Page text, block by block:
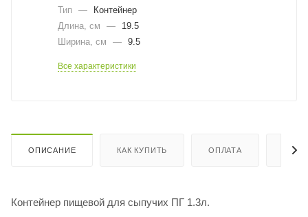
Тип
—
Контейнер
Длина, cм
—
19.5
Ширина, cм
— 9.5
Все характеристики
ОПИСАНИЕ КАК КУПИТЬ ОПЛАТА
Контейнер пищевой для сыпучих ПГ 1.3л.